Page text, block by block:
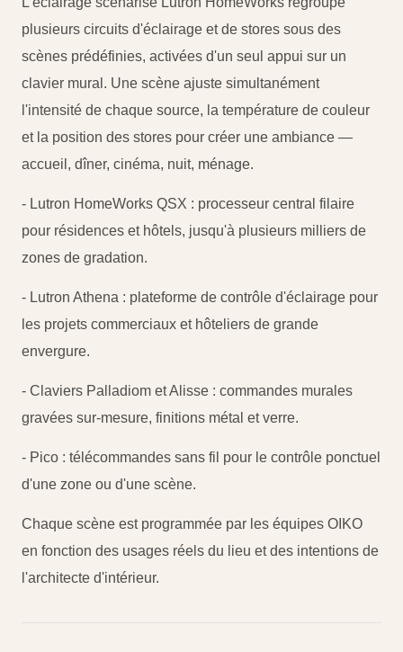
plusieurs circuits d'éclairage et de stores sous des
scènes prédéfinies, activées d'un seul appui sur un
clavier mural. Une scène ajuste simultanément
l'intensité de chaque source, la température de couleur
et la position des stores pour créer une ambiance —
accueil, dîner, cinéma, nuit, ménage.
- Lutron HomeWorks QSX : processeur central filaire
pour résidences et hôtels, jusqu'à plusieurs milliers de
zones de gradation.
- Lutron Athena : plateforme de contrôle d'éclairage pour
les projets commerciaux et hôteliers de grande
envergure.
- Claviers Palladiom et Alisse : commandes murales
gravées sur-mesure, finitions métal et verre.
- Pico : télécommandes sans fil pour le contrôle ponctuel
d'une zone ou d'une scène.
Chaque scène est programmée par les équipes OIKO
en fonction des usages réels du lieu et des intentions de
l'architecte d'intérieur.